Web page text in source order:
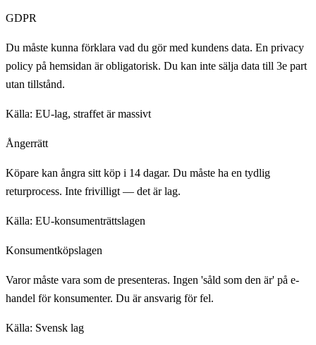
GDPR
Du måste kunna förklara vad du gör med kundens data. En privacy
policy på hemsidan är obligatorisk. Du kan inte sälja data till 3e part
utan tillstånd.
Källa: EU-lag, straffet är massivt
Ångerrätt
Köpare kan ångra sitt köp i 14 dagar. Du måste ha en tydlig
returprocess. Inte frivilligt — det är lag.
Källa: EU-konsumenträttslagen
Konsumentköpslagen
Varor måste vara som de presenteras. Ingen 'såld som den är' på e-
handel för konsumenter. Du är ansvarig för fel.
Källa: Svensk lag